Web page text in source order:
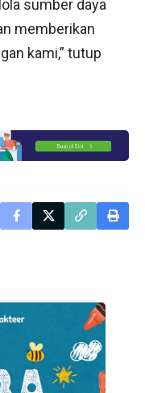
sumber daya
memberikan
kami,” tutup